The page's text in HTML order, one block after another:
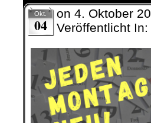
Okt.
04
on 4. Oktober
Veröffentlicht In: